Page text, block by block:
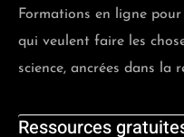
Formations en ligne
qui veulent faire les
science, ancrées dans la
Ressources